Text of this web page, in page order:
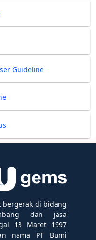
Guideline
bergerak di bidang
dan jasa
13 Maret 1997
nama PT Bumi